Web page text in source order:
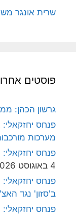
שרית אונגר
פוסטים
גרשון הכהן:
פנחס
מערכות
פנחס יחזקאלי:
4 באוגוסט 2026
פנחס
ב'סזון' נגד
פנחס יחזקאלי: